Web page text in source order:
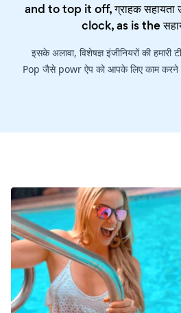
and to top it off, ग्राहक
clock, as is the
इसके अलावा, विशेषज्ञ इंजीनियरों की
Pop जैसे powr ऐप को आपके लिए काम करने